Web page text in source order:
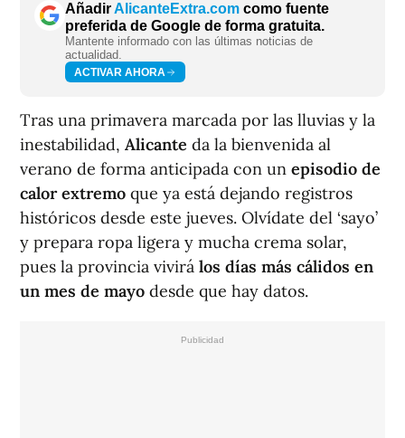
AñadirAlicanteExtra.com como fuente
preferida de Google de forma gratuita.
Mantente informado con las últimas noticias de
actualidad.
ACTIVAR AHORA
Tras una primavera marcada por las lluvias y la
inestabilidad, Alicante da la bienvenida al
verano de forma anticipada con un episodio de
calor extremo que ya está dejando registros
históricos desde este jueves. Olvídate del ‘sayo’
y prepara ropa ligera y mucha crema solar,
pues la provincia vivirá los días más cálidos en
un mes de mayo desde que hay datos.